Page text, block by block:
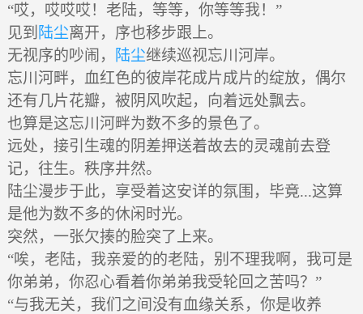
“哎，哎哎哎！老陆，等等，你等等我！”
见到 陆尘离开，序也移步跟上。
无视序的吵闹，
陆尘继续巡视忘川河岸。
忘川河畔，血红色的彼岸花成片成片的绽放，偶尔
还有几片花瓣，被阴风吹起，向着远处飘去。
也算是这忘川河畔为数不多的景色了。
远处，接引生魂的阴差押送着故去的灵魂前去登
记，往生。秩序井然。
陆尘漫步于此，享受着这安详的氛围，毕竟...这算
是他为数不多的休闲时光。
突然，一张欠揍的脸突了上来。
“唉，老陆，我亲爱的的老陆，别不理我啊，我可是
你弟弟，你忍心看着你弟弟我受轮回之苦吗？”
“与我无关，我们之间没有血缘关系，你是收养